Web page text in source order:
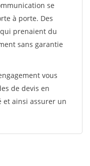
se
à porte. Des
prenaient du
sans garantie
vous
de devis en
et ainsi assurer un